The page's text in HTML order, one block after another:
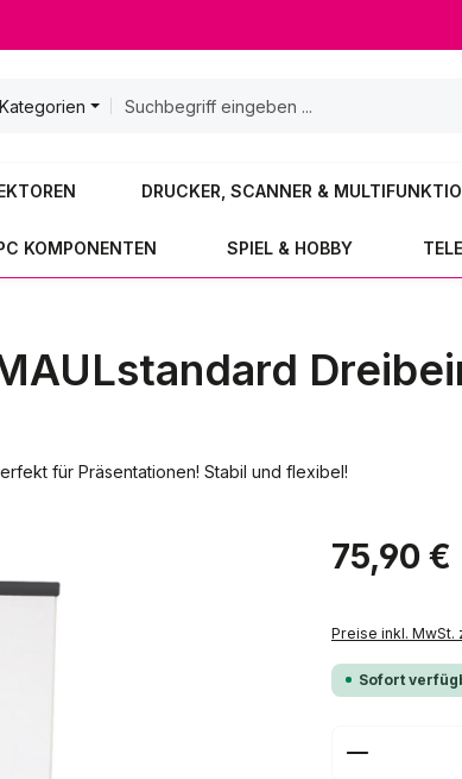
DRUCKER, SCANNER &
KOMPONENTEN SPIEL & HOBBY
für Präsentationen! Stabil und flexibel!
Regulärer Preis:
75,90 €
Preise inkl. MwSt.
Sofort
Produkt